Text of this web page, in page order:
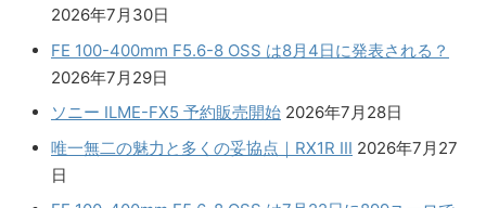
2026年7月30日
FE 100-400mm F5.6-8 OSS は8月4日に発表される？
2026年7月29日
ソニー ILME-FX5 予約販売開始 2026年7月28日
唯一無二の魅力と多くの妥協点｜RX1R III 2026年7月27
日